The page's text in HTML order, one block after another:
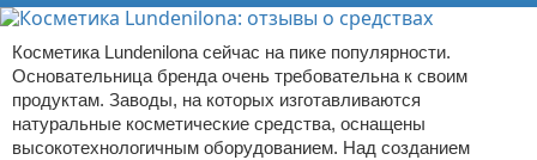
Косметика Lundenilona сейчас на пике популярности.
Основательница бренда очень требовательна к своим
продуктам. Заводы, на которых изготавливаются
натуральные косметические средства, оснащены
высокотехнологичным оборудованием. Над созданием